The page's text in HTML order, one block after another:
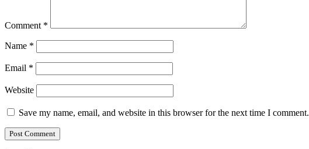
Comment *
Name *
Email *
Website
Save my name, email, and website in this browser for the next time I comment.